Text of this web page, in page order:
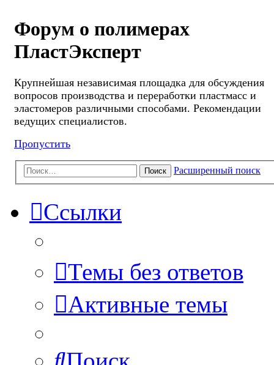
Форум о полимерах
ПластЭксперт
Крупнейшая независимая площадка для обсуждения
вопросов производства и переработки пластмасс и
эластомеров различными способами. Рекомендации
ведущих специалистов.
Пропустить
Поиск Расширенный поиск
Ссылки
Темы без ответов
Активные темы